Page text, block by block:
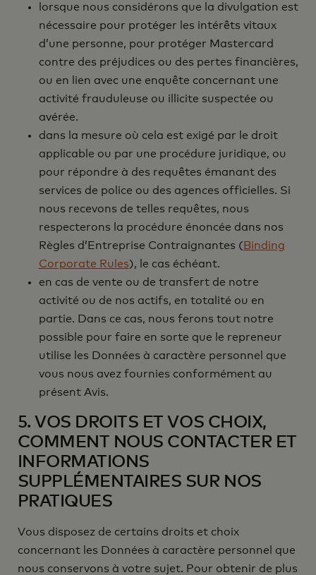
lorsque nous considérons que la divulgation est
nécessaire pour protéger les intérêts vitaux
d’une personne, pour protéger Mastercard
contre des préjudices ou des pertes financières,
ou en lien avec une enquête concernant une
activité frauduleuse ou illicite suspectée ou
avérée.
dans la mesure où cela est exigé par le droit
applicable ou par une procédure juridique, ou
pour répondre à des requêtes émanant des
services de police ou des agences officielles. Si
nous recevons de telles requêtes, nous
respecterons la procédure énoncée dans nos
Règles d’Entreprise Contraignantes ( Binding
Corporate Rules), le cas échéant.
en cas de vente ou de transfert de notre
activité ou de nos actifs, en totalité ou en
partie. Dans ce cas, nous ferons tout notre
possible pour faire en sorte que le repreneur
utilise les Données à caractère personnel que
vous nous avez fournies conformément au
présent Avis.
5. VOS DROITS ET VOS CHOIX,
COMMENT NOUS CONTACTER ET
INFORMATIONS
SUPPLÉMENTAIRES SUR NOS
PRATIQUES
Vous disposez de certains droits et choix
concernant les Données à caractère personnel que
nous conservons à votre sujet. Pour obtenir de plus